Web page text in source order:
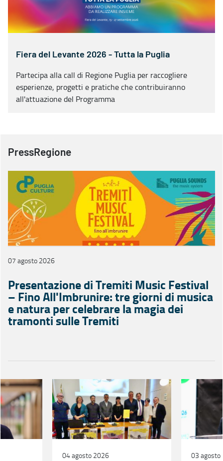
Fiera del Levante 2026 - Tutta la Puglia
Partecipa alla call di Regione Puglia per raccogliere
esperienze, progetti e pratiche che contribuiranno
all'attuazione del Programma
PressRegione
07 agosto 2026
Presentazione di Tremiti Music Festival
– Fino All'Imbrunire: tre giorni di musica
e natura per celebrare la magia dei
tramonti sulle Tremiti
04 agosto 2026 03 agosto